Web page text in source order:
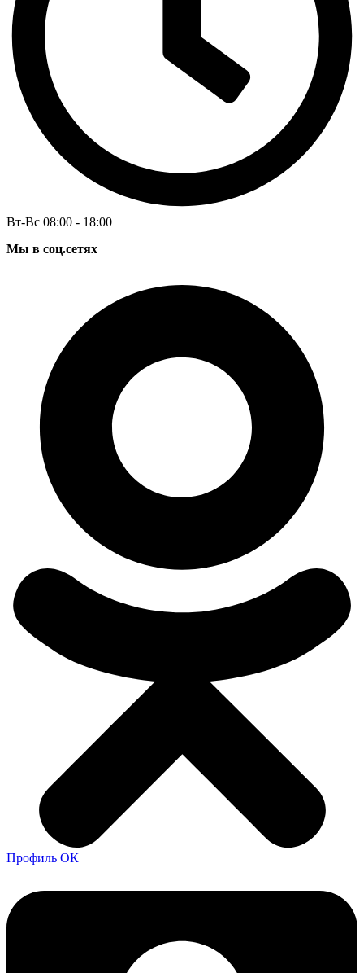
Вт-Вс 08:00 - 18:00
Мы в соц.сетях
Профиль ОК